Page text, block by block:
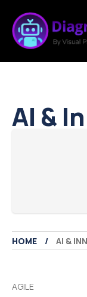
AI &
HOME AI &
AGILE